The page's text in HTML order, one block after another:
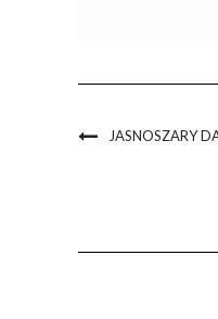
JASNOSZARY